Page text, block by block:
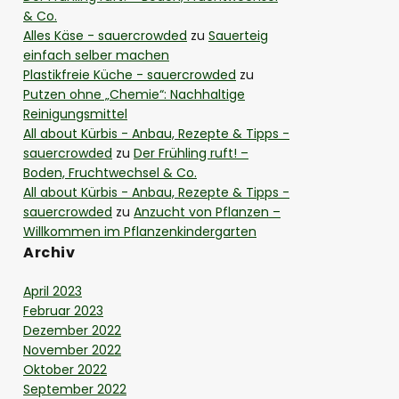
& Co.
Alles Käse - sauercrowded zu Sauerteig
einfach selber machen
Plastikfreie Küche - sauercrowded zu
Putzen ohne „Chemie“: Nachhaltige
Reinigungsmittel
All about Kürbis - Anbau, Rezepte & Tipps -
sauercrowded zu Der Frühling ruft! –
Boden, Fruchtwechsel & Co.
All about Kürbis - Anbau, Rezepte & Tipps -
sauercrowded zu Anzucht von Pflanzen –
Willkommen im Pflanzenkindergarten
Archiv
April 2023
Februar 2023
Dezember 2022
November 2022
Oktober 2022
September 2022